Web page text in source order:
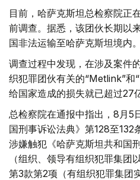
目前，哈萨克斯坦总检察院正
前调查。据悉，该团伙长期以
国非法运输至哈萨克斯坦境内。
调查过程中发现，在涉及案件
织犯罪团伙有关的“Metlink”和
给国家造成的损失就已超过27
总检察院在通报中指出，8月5
国刑事诉讼法典》第128至132
涉嫌触犯《哈萨克斯坦共和国
（组织、领导有组织犯罪集
第3款第2项（有组织犯罪集团